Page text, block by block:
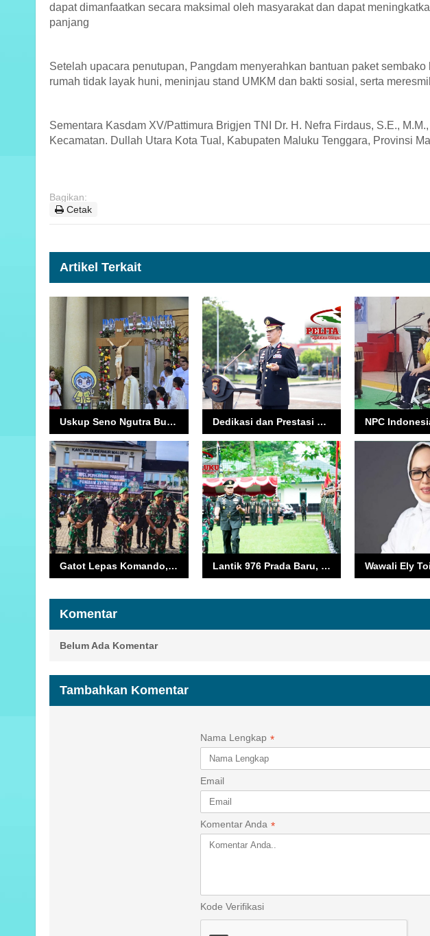
dapat dimanfaatkan secara maksimal oleh masyarakat dan dapat
panjang
Setelah upacara penutupan, Pangdam menyerahkan bantuan paket
rumah tidak layak huni, meninjau stand UMKM dan bakti sosial, serta
Sementara Kasdam XV/Pattimura Brigjen TNI Dr. H. Nefra Firdaus, S.E.,
Kecamatan. Dullah Utara Kota Tual, Kabupaten Maluku Tenggara, Provinsi
Bagikan:
Cetak
Artikel Terkait
Uskup Seno Ngutra Buka Pintu Suci, Tanda Dibukanya Tahun Yebileum 2025 di Keuskupan Amboina Dedikasi dan Prestasi Diapresiasi, Kapolda Maluku Dorong Merit System di Lingkungan Polri
Gatot Lepas Komando, Dody Kini Pimpin Kodam XV/Pattimura Lantik 976 Prada Baru, Pangdam Pattimura Kirim Pesan Keras soal Disiplin
Komentar
Belum Ada Komentar
Tambahkan Komentar
Nama Lengkap *
Email
Komentar Anda *
Kode Verifikasi